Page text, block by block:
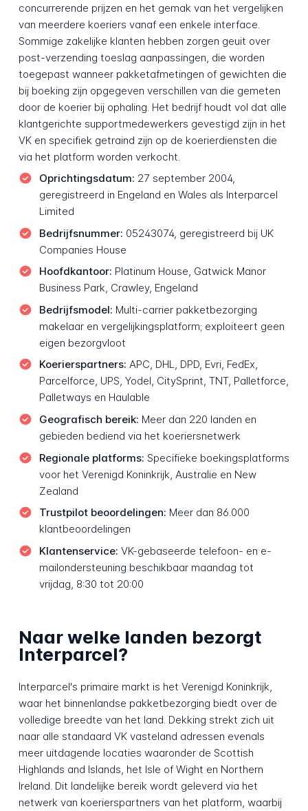
concurrerende prijzen en het gemak van het vergelijken
van meerdere koeriers vanaf een enkele interface.
Sommige zakelijke klanten hebben zorgen geuit over
post-verzending toeslag aanpassingen, die worden
toegepast wanneer pakketafmetingen of gewichten die
bij boeking zijn opgegeven verschillen van die gemeten
door de koerier bij ophaling. Het bedrijf houdt vol dat alle
klantgerichte supportmedewerkers gevestigd zijn in het
VK en specifiek getraind zijn op de koerierdiensten die
via het platform worden verkocht.
Oprichtingsdatum: 27 september 2004,
geregistreerd in Engeland en Wales als Interparcel
Limited
Bedrijfsnummer: 05243074, geregistreerd bij UK
Companies House
Hoofdkantoor: Platinum House, Gatwick Manor
Business Park, Crawley, Engeland
Bedrijfsmodel: Multi-carrier pakketbezorging
makelaar en vergelijkingsplatform; exploiteert geen
eigen bezorgvloot
Koerierspartners: APC, DHL, DPD, Evri, FedEx,
Parcelforce, UPS, Yodel, CitySprint, TNT, Palletforce,
Palletways en Haulable
Geografisch bereik: Meer dan 220 landen en
gebieden bediend via het koeriersnetwerk
Regionale platforms: Specifieke boekingsplatforms
voor het Verenigd Koninkrijk, Australie en New
Zealand
Trustpilot beoordelingen: Meer dan 86.000
klantbeoordelingen
Klantenservice: VK-gebaseerde telefoon- en e-
mailondersteuning beschikbaar maandag tot
vrijdag, 8:30 tot 20:00
Naar welke landen bezorgt
Interparcel?
Interparcel's primaire markt is het Verenigd Koninkrijk,
waar het binnenlandse pakketbezorging biedt over de
volledige breedte van het land. Dekking strekt zich uit
naar alle standaard VK vasteland adressen evenals
meer uitdagende locaties waaronder de Scottish
Highlands and Islands, het Isle of Wight en Northern
Ireland. Dit landelijke bereik wordt geleverd via het
netwerk van koerierspartners van het platform, waarbij